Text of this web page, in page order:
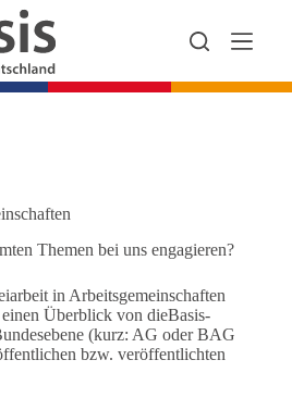
Themen bei uns engagieren?
in Arbeitsgemeinschaften
Überblick von dieBasis-
(kurz: AG oder BAG
bzw. veröffentlichten